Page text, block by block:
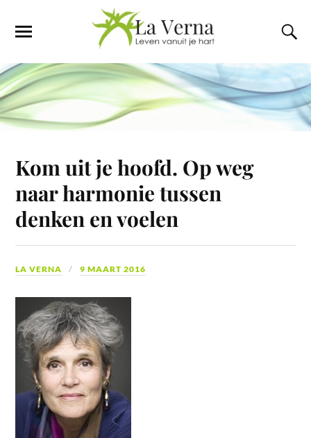
Kom uit je hoofd. Op weg
naar harmonie tussen
denken en voelen
LA VERNA 9 MAART 2016